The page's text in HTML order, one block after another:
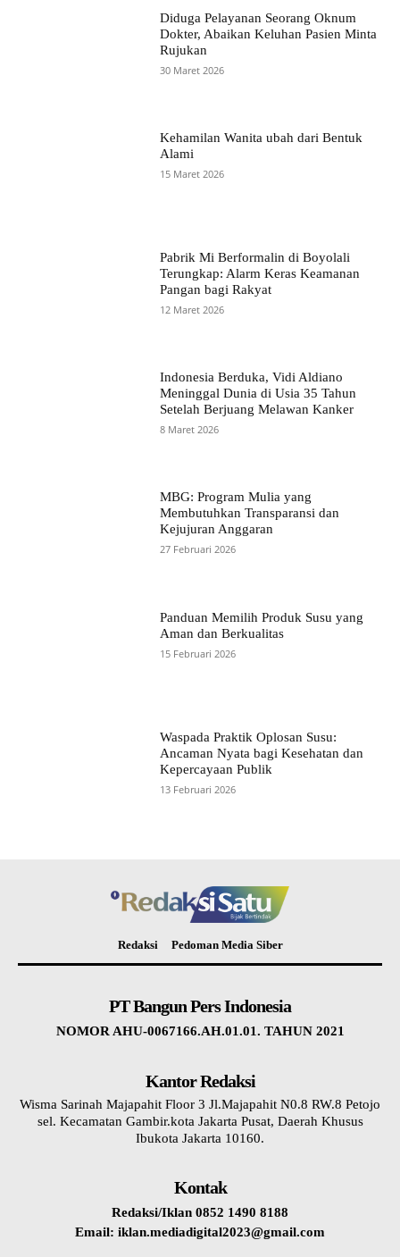
Diduga Pelayanan Seorang Oknum
Dokter, Abaikan Keluhan Pasien Minta
Rujukan
30 Maret 2026
Kehamilan Wanita ubah dari Bentuk
Alami
15 Maret 2026
Pabrik Mi Berformalin di Boyolali
Terungkap: Alarm Keras Keamanan
Pangan bagi Rakyat
12 Maret 2026
Indonesia Berduka, Vidi Aldiano
Meninggal Dunia di Usia 35 Tahun
Setelah Berjuang Melawan Kanker
8 Maret 2026
MBG: Program Mulia yang
Membutuhkan Transparansi dan
Kejujuran Anggaran
27 Februari 2026
Panduan Memilih Produk Susu yang
Aman dan Berkualitas
15 Februari 2026
Waspada Praktik Oplosan Susu:
Ancaman Nyata bagi Kesehatan dan
Kepercayaan Publik
13 Februari 2026
Redaksi Pedoman Media Siber
PT Bangun Pers Indonesia
NOMOR AHU-0067166.AH.01.01. TAHUN 2021
Kantor Redaksi
Wisma Sarinah Majapahit Floor 3 Jl.Majapahit N0.8 RW.8 Petojo
sel. Kecamatan Gambir.kota Jakarta Pusat, Daerah Khusus
Ibukota Jakarta 10160.
Kontak
Redaksi/Iklan 0852 1490 8188
Email: iklan.mediadigital2023@gmail.com